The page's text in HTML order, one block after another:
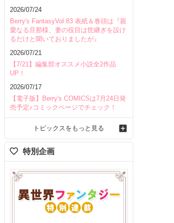
2026/07/24
Berry's FantasyVol.83 表紙＆巻頭は『親
愛なる旦那様、妻の役目は世継ぎを設け
るだけと聞いておりましたが』
2026/07/21
【7/21】編集部オススメ小説全2作品
UP！
2026/07/17
【電子版】Berry's COMICSは7月24日発
売予定♪コミックページでチェック！
トピックスをもっと見る
特別企画